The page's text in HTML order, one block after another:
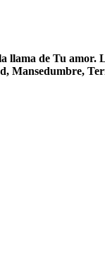
llama de Tu
Mansedumbre,